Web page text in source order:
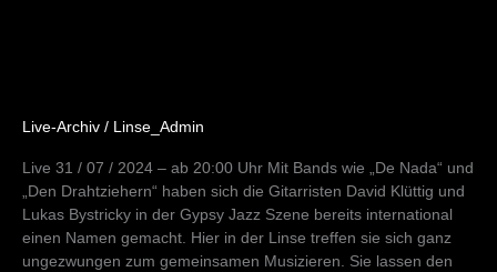
Live-Archiv / Linse_Admin
Live 31 / 07 / 2024 – ab 20:00 Uhr Mit Bands wie „De Nada“ und
„Den Drahtziehern“ haben sich die Gitarristen David Klüttig und
Lukas Bystricky in der Gypsy Jazz Szene bereits international
einen Namen gemacht. Hier in der Linse treffen sie sich ganz
ungezwungen zum gemeinsamen Musizieren. Sie lassen den
31/07/24